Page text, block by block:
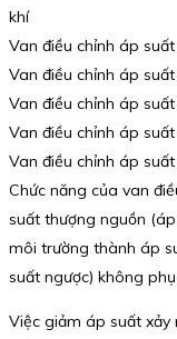
khí
Van điều chỉnh áp
Van điều chỉnh áp
Van điều chỉnh áp
Van điều chỉnh áp
Van điều chỉnh áp
Chức năng của van
suất thượng nguồn
môi trường thành áp
suất ngược) không
Việc giảm áp suất